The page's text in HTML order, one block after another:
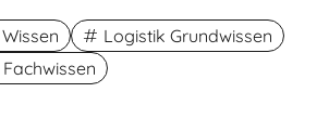
Logistik Grundwissen